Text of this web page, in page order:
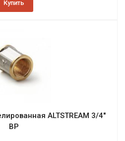
Купить
ALTSTREAM 3/4"
ВР